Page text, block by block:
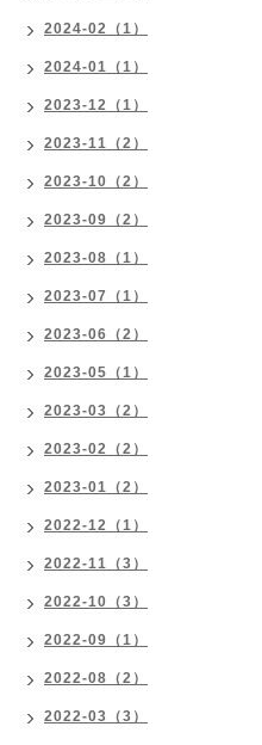
2024-02（1）
2024-01（1）
2023-12（1）
2023-11（2）
2023-10（2）
2023-09（2）
2023-08（1）
2023-07（1）
2023-06（2）
2023-05（1）
2023-03（2）
2023-02（2）
2023-01（2）
2022-12（1）
2022-11（3）
2022-10（3）
2022-09（1）
2022-08（2）
2022-03（3）